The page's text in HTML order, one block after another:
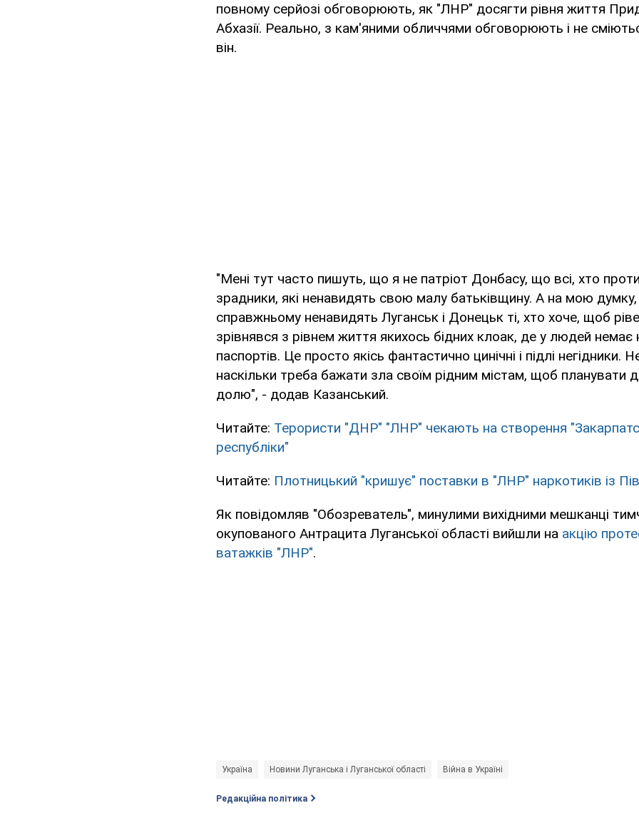
повному серйозі обговорюють, як "ЛНР" досягти рівня життя
Абхазії. Реально, з кам'яними обличчями обговорюють і не
він.
"Мені тут часто пишуть, що я не патріот Донбасу, що всі, хто
зрадники, які ненавидять свою малу батьківщину. А на мою
справжньому ненавидять Луганськ і Донецьк ті, хто хоче, щоб
зрівнявся з рівнем життя якихось бідних клоак, де у людей немає
паспортів. Це просто якісь фантастично цинічні і підлі негідники.
наскільки треба бажати зла своїм рідним містам, щоб планувати
долю", - додав Казанський.
Читайте: Терористи "ДНР" "ЛНР" чекають на створення
республіки"
Читайте: Плотницький "кришує" поставки в "ЛНР" наркотиків із
Як повідомляв "Обозреватель", минулими вихідними мешканці
окупованого Антрацита Луганської області вийшли на акцію
ватажків "ЛНР".
Україна Новини Луганська і Луганської області Війна в Україні
Редакційна політика